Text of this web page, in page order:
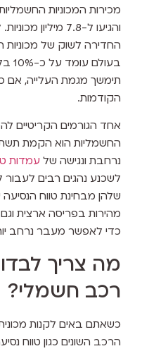
והגיעו ל-7.8 מיליון
החדירה לשוק של מכוניות
בעולם
תימשך מגמת העלייה, אם כי
הקודמות.
אחד הגורמים הקריטיים
החשמליות הוא הקמת
נרחבת ונגישה שלעמדות
לשכנע נהגים רבים לעבור
שלהן מבחינת טווח
מהירות בפריסה ארצית וגם
כדי לאפשר מעבר נרחב
מה צריך
רכב חשמלי?
כשאתם באים לקנות מכונית
הרכב השונים כגון טווח